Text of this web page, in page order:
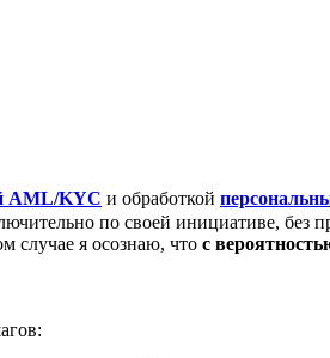
AML/KYC и обработкой
по своей инициативе, без
случае я осознаю, что с